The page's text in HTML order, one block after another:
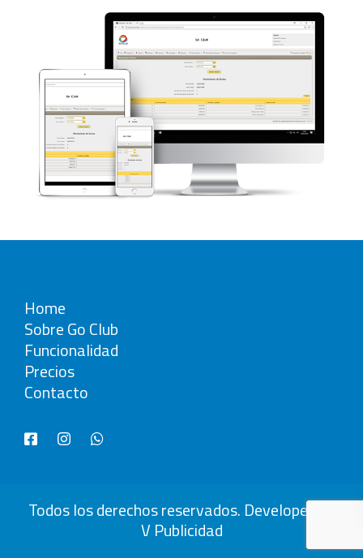
Home
Sobre Go Club
Funcionalidad
Precios
Contacto
Todos los derechos reservados. Developed by
V Publicidad